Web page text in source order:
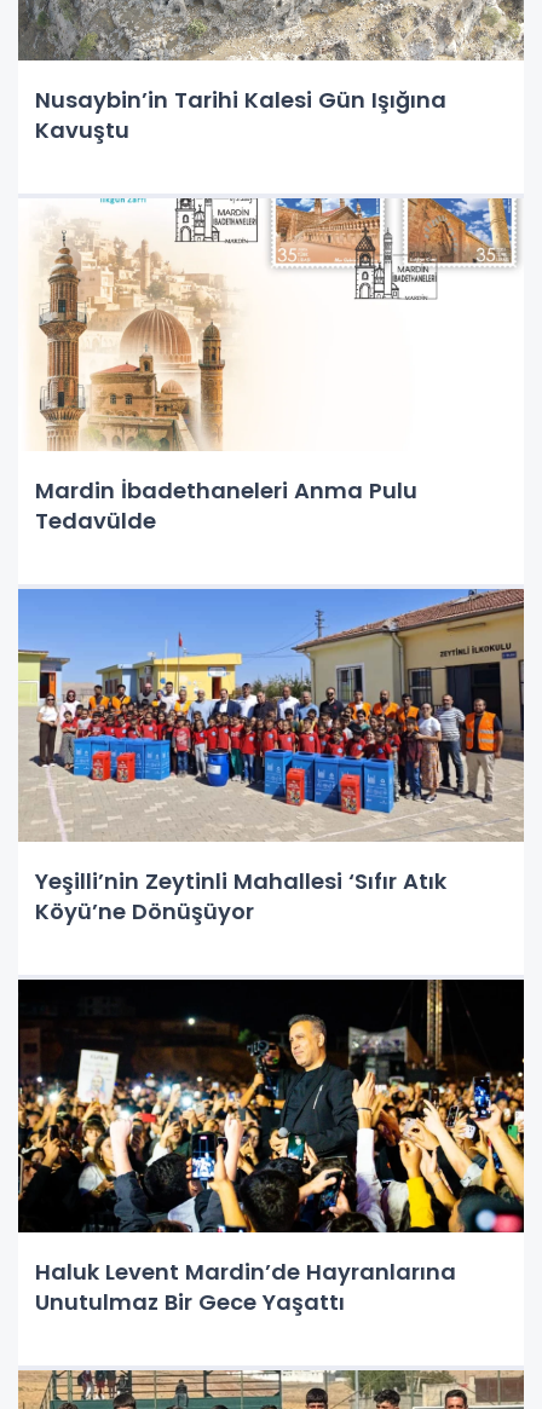
Nusaybin’in Tarihi Kalesi Gün Işığına
Kavuştu
Mardin İbadethaneleri Anma Pulu
Tedavülde
Yeşilli’nin Zeytinli Mahallesi ‘Sıfır Atık
Köyü’ne Dönüşüyor
Haluk Levent Mardin’de Hayranlarına
Unutulmaz Bir Gece Yaşattı